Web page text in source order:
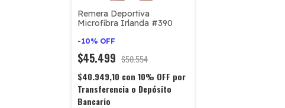
Remera Deportiva
Microfibra Irlanda #390
-10% OFF
$45.499 $50.554
$40.949,10 con 10% OFF por
Transferencia o Depósito
Bancario